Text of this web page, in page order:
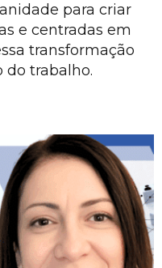
para criar
e centradas em
transformação
do trabalho.